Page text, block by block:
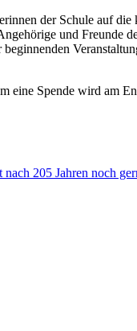
der Schule auf die
und Freunde
eine Spende wird am
205 Jahren noch